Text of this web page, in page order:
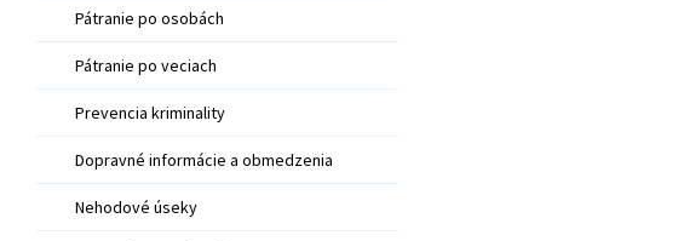
Pátranie po osobách
Pátranie po veciach
Prevencia kriminality
Dopravné informácie a obmedzenia
Nehodové úseky